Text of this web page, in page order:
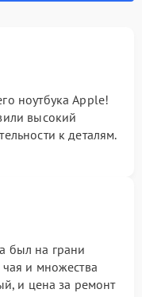
ноутбука Apple!
высокий
к деталям.
был на грани
и множества
и цена за ремонт